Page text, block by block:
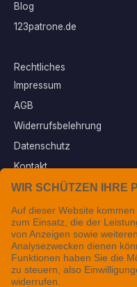
Blog
123patrone.de
Rechtliches
Impressum
AGB
Widerrufsbelehrung
Datenschutz
Kontakt
Vertrag widerrufen